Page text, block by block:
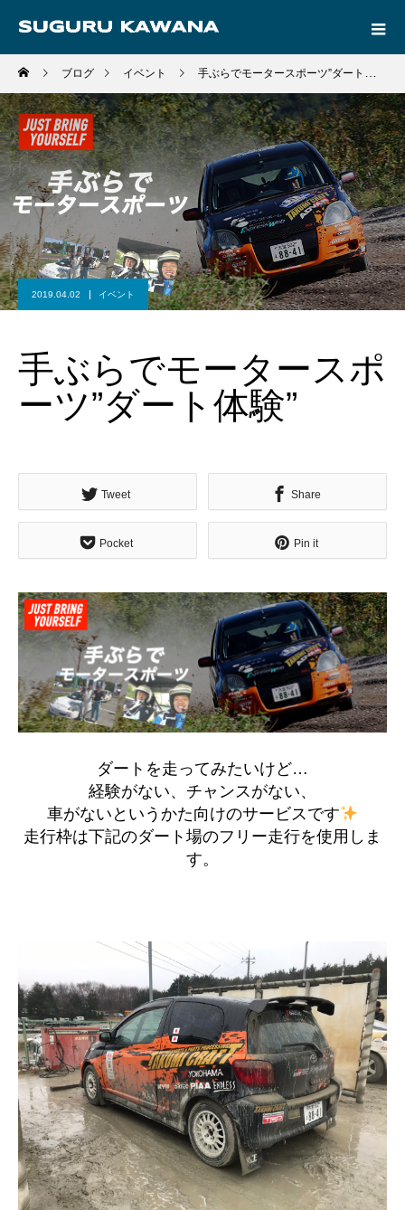
ブログ イベント 手ぶらでモータースポーツ”ダート体験”
2019.04.02 イベント
手ぶらでモータースポ
ーツ”ダート体験”
Tweet Share
Pocket Pin it
ダートを走ってみたいけど…
経験がない、チャンスがない、
車がないというかた向けのサービスです
走行枠は下記のダート場のフリー走行を使用しま
す。